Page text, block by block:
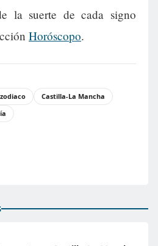
la suerte de cada signo
Horóscopo.
Castilla-La Mancha